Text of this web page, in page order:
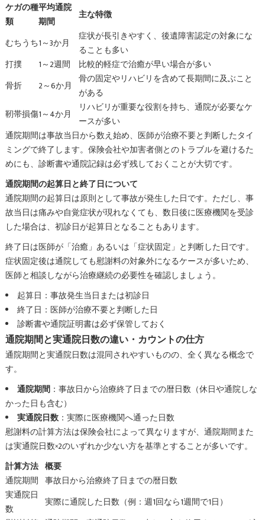
ケガの種
類
平均通院
期間
主な特徴
むちうち1～3か月
症状が長引きやすく、後遺障害認定の対象にな
ることも多い
打撲
1～2週間
比較的軽症で治癒が早い場合が多い
骨折
2～6か月
骨の固定やリハビリを含めて長期間に及ぶこと
がある
靭帯損傷1～4か月
リハビリが重要な役割を持ち、通院が必要なケ
ースが多い
通院期間は事故当日から数え始め、医師が治療不要と判断したタイ
ミングで終了します。保険会社や加害者側とのトラブルを避けるた
めにも、診断書や通院記録は必ず残しておくことが大切です。
通院期間の起算日と終了日について
通院期間の起算日は原則として事故が発生した日です。ただし、事
故当日は痛みや自覚症状が現れなくても、数日後に医療機関を受診
した場合は、初診日が起算日となることもあります。
終了日は医師が「治癒」あるいは「症状固定」と判断した日です。
症状固定後は通院しても慰謝料の対象外になるケースが多いため、
医師と相談しながら治療継続の必要性を確認しましょう。
起算日：事故発生当日または初診日
終了日：医師が治療不要と判断した日
診断書や通院証明書は必ず保管しておく
通院期間と実通院日数の違い・カウントの仕方
通院期間と実通院日数は混同されやすいものの、全く異なる概念で
す。
通院期間：事故日から治療終了日までの暦日数（休日や通院しな
かった日も含む）
実通院日数：実際に医療機関へ通った日数
慰謝料の計算方法は保険会社によって異なりますが、通院期間また
は実通院日数×2のいずれか少ない方を基準とすることが多いです。
計算方法 概要
通院期間 事故日から治療終了日までの暦日数
実通院日
数
実際に通院した日数（例：週1回なら1週間で1日）